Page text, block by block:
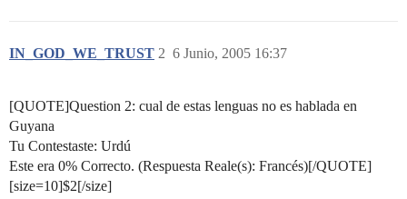
IN_GOD_WE_TRUST 6 Junio, 2005 16:37
2
[QUOTE]Question 2: cual de estas lenguas no es hablada en
Guyana
Tu Contestaste: Urdú
Este era 0% Correcto. (Respuesta Reale(s): Francés)[/QUOTE]
[size=10]$2[/size]